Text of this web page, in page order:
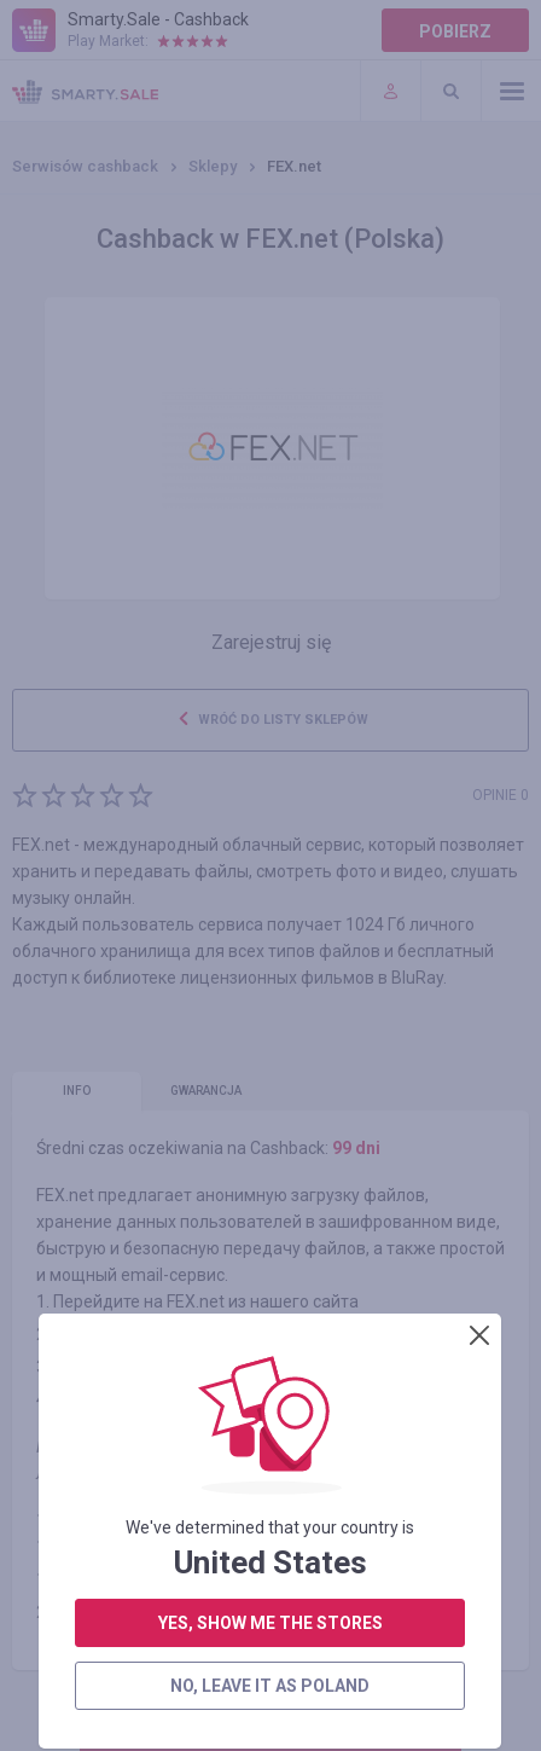
Smarty.Sale - Cashback
Play Market: POBIERZ
POMOC
WARUNKI
Serwisów cashback Sklepy FEX.net
Cashback w FEX.net (Polska)
Zarejestruj się
WRÓĆ DO LISTY SKLEPÓW
OPINIE 0
FEX.net - международный облачный сервис, который позволяет
хранить и передавать файлы, смотреть фото и видео, слушать
музыку онлайн.
Каждый пользователь сервиса получает 1024 Гб личного
облачного хранилища для всех типов файлов и бесплатный
доступ к библиотеке лицензионных фильмов в BluRay.
INFO GWARANCJA
Średni czas oczekiwania na Cashback: 99 dni
FEX.net предлагает анонимную загрузку файлов,
хранение данных пользователей в зашифрованном виде,
быструю и безопасную передачу файлов, а также простой
и мощный email-сервис.
1. Перейдите на FEX.net из нашего сайта
2. Пройдите простую процедуру регистрации
3. Выберите один из представленных пакетов
4. Проведите оплату и получите кешбек от Smarty.Sale
Примечания: кешбек осуществляется при первой покупке
любого пакета от FEX.net
1024 Гб на 3 мес. за 90.00 UAH
1024 Гб на 6 мес. за 180.00 UAH
1024 Гб на 12 мес. за 330.00 UAH
2048 Гб на 12 мес. за 990.00 UAH
We've determined that your country is
United States
YES, SHOW ME THE STORES
NO, LEAVE IT AS POLAND